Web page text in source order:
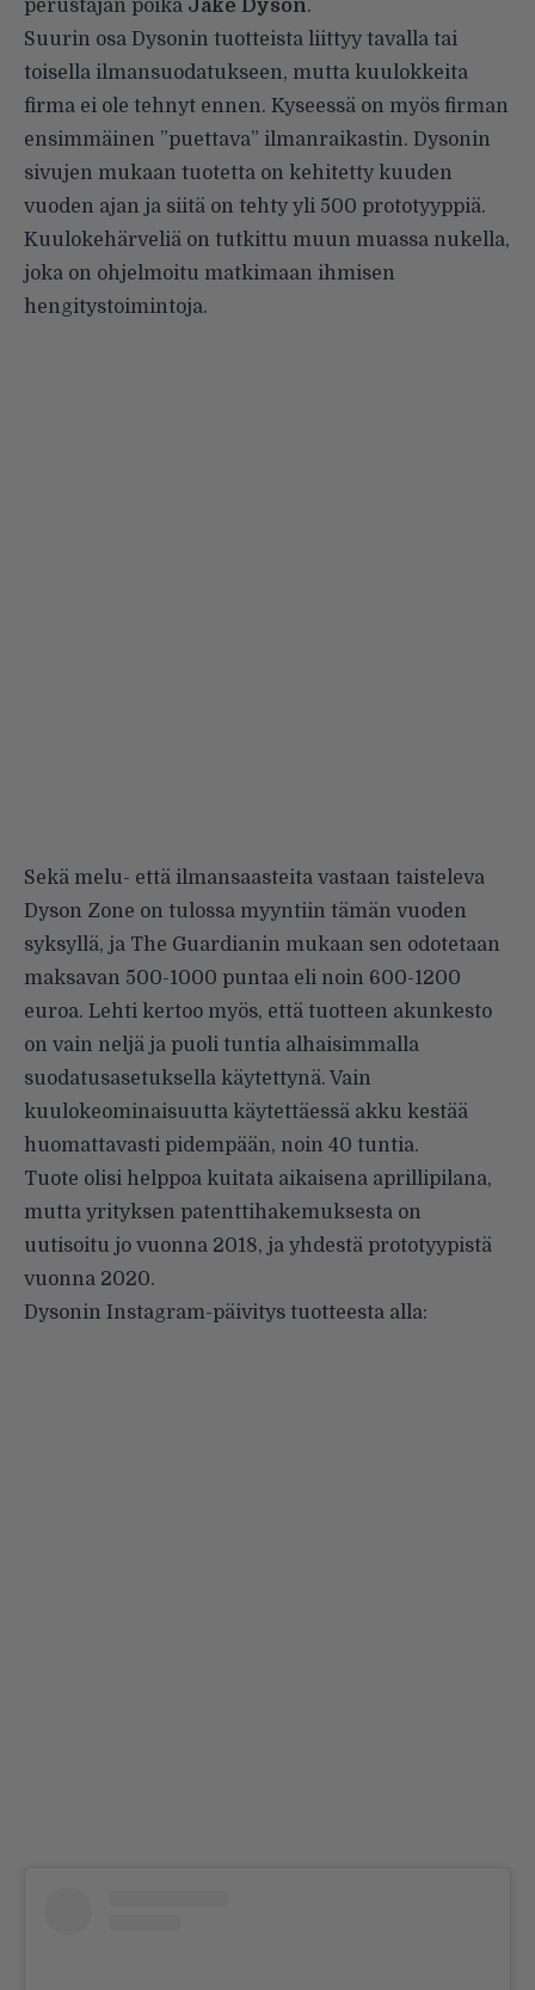
perustajan poika Jake Dyson.
Suurin osa Dysonin tuotteista liittyy tavalla tai
toisella ilmansuodatukseen, mutta kuulokkeita
firma ei ole tehnyt ennen. Kyseessä on myös firman
ensimmäinen ”puettava” ilmanraikastin. Dysonin
sivujen mukaan tuotetta on kehitetty kuuden
vuoden ajan ja siitä on tehty yli 500 prototyyppiä.
Kuulokehärveliä on tutkittu muun muassa nukella,
joka on ohjelmoitu matkimaan ihmisen
hengitystoimintoja.
Sekä melu- että ilmansaasteita vastaan taisteleva
Dyson Zone on tulossa myyntiin tämän vuoden
syksyllä, ja The Guardianin mukaan sen odotetaan
maksavan 500-1000 puntaa eli noin 600-1200
euroa. Lehti kertoo myös, että tuotteen akunkesto
on vain neljä ja puoli tuntia alhaisimmalla
suodatusasetuksella käytettynä. Vain
kuulokeominaisuutta käytettäessä akku kestää
huomattavasti pidempään, noin 40 tuntia.
Tuote olisi helppoa kuitata aikaisena aprillipilana,
mutta yrityksen patenttihakemuksesta on
uutisoitu jo vuonna 2018, ja yhdestä prototyypistä
vuonna 2020.
Dysonin Instagram-päivitys tuotteesta alla: